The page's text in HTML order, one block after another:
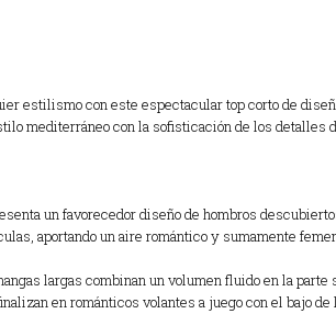
estilismo con este espectacular top corto de
mediterráneo con la sofisticación de los detalles
un favorecedor diseño de hombros
aportando un aire romántico y sumamente
largas combinan un volumen fluido en la
en románticos volantes a juego con el bajo de